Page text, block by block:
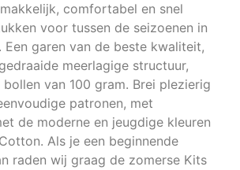
comfortabel en snel
voor tussen de seizoenen in
Een garen van de beste kwaliteit,
meerlagige structuur,
van 100 gram. Brei plezierig
patronen, met
de moderne en jeugdige kleuren
Als je een beginnende
raden wij graag de zomerse Kits